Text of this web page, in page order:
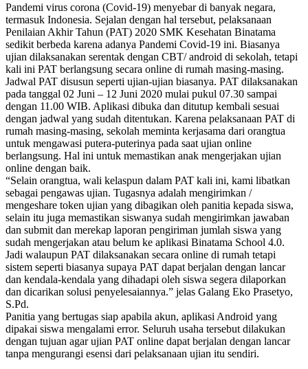
Pandemi virus corona (Covid-19) menyebar di banyak negara,
termasuk Indonesia. Sejalan dengan hal tersebut, pelaksanaan
Penilaian Akhir Tahun (PAT) 2020 SMK Kesehatan Binatama
sedikit berbeda karena adanya Pandemi Covid-19 ini. Biasanya
ujian dilaksanakan serentak dengan CBT/ android di sekolah, tetapi
kali ini PAT berlangsung secara online di rumah masing-masing.
Jadwal PAT disusun seperti ujian-ujian biasanya. PAT dilaksanakan
pada tanggal 02 Juni – 12 Juni 2020 mulai pukul 07.30 sampai
dengan 11.00 WIB. Aplikasi dibuka dan ditutup kembali sesuai
dengan jadwal yang sudah ditentukan. Karena pelaksanaan PAT di
rumah masing-masing, sekolah meminta kerjasama dari orangtua
untuk mengawasi putera-puterinya pada saat ujian online
berlangsung. Hal ini untuk memastikan anak mengerjakan ujian
online dengan baik.
“Selain orangtua, wali kelaspun dalam PAT kali ini, kami libatkan
sebagai pengawas ujian. Tugasnya adalah mengirimkan /
mengeshare token ujian yang dibagikan oleh panitia kepada siswa,
selain itu juga memastikan siswanya sudah mengirimkan jawaban
dan submit dan merekap laporan pengiriman jumlah siswa yang
sudah mengerjakan atau belum ke aplikasi Binatama School 4.0.
Jadi walaupun PAT dilaksanakan secara online di rumah tetapi
sistem seperti biasanya supaya PAT dapat berjalan dengan lancar
dan kendala-kendala yang dihadapi oleh siswa segera dilaporkan
dan dicarikan solusi penyelesaiannya.” jelas Galang Eko Prasetyo,
S.Pd.
Panitia yang bertugas siap apabila akun, aplikasi Android yang
dipakai siswa mengalami error. Seluruh usaha tersebut dilakukan
dengan tujuan agar ujian PAT online dapat berjalan dengan lancar
tanpa mengurangi esensi dari pelaksanaan ujian itu sendiri.